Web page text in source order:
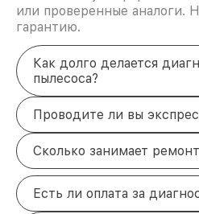
или проверенные аналоги.
гарантию.
Как долго делается
пылесоса?
Проводите ли вы
Сколько занимает
Есть ли оплата за